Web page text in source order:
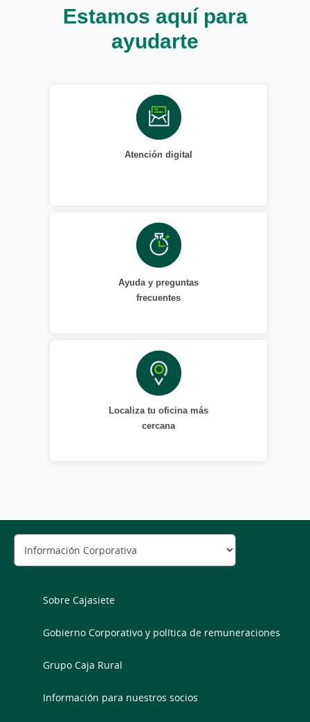
Estamos aquí para
ayudarte
Atención digital
Ayuda y preguntas
frecuentes
Localiza tu oficina más
cercana
Sobre Cajasiete
Gobierno Corporativo y política de remuneraciones
Grupo Caja Rural
Información para nuestros socios